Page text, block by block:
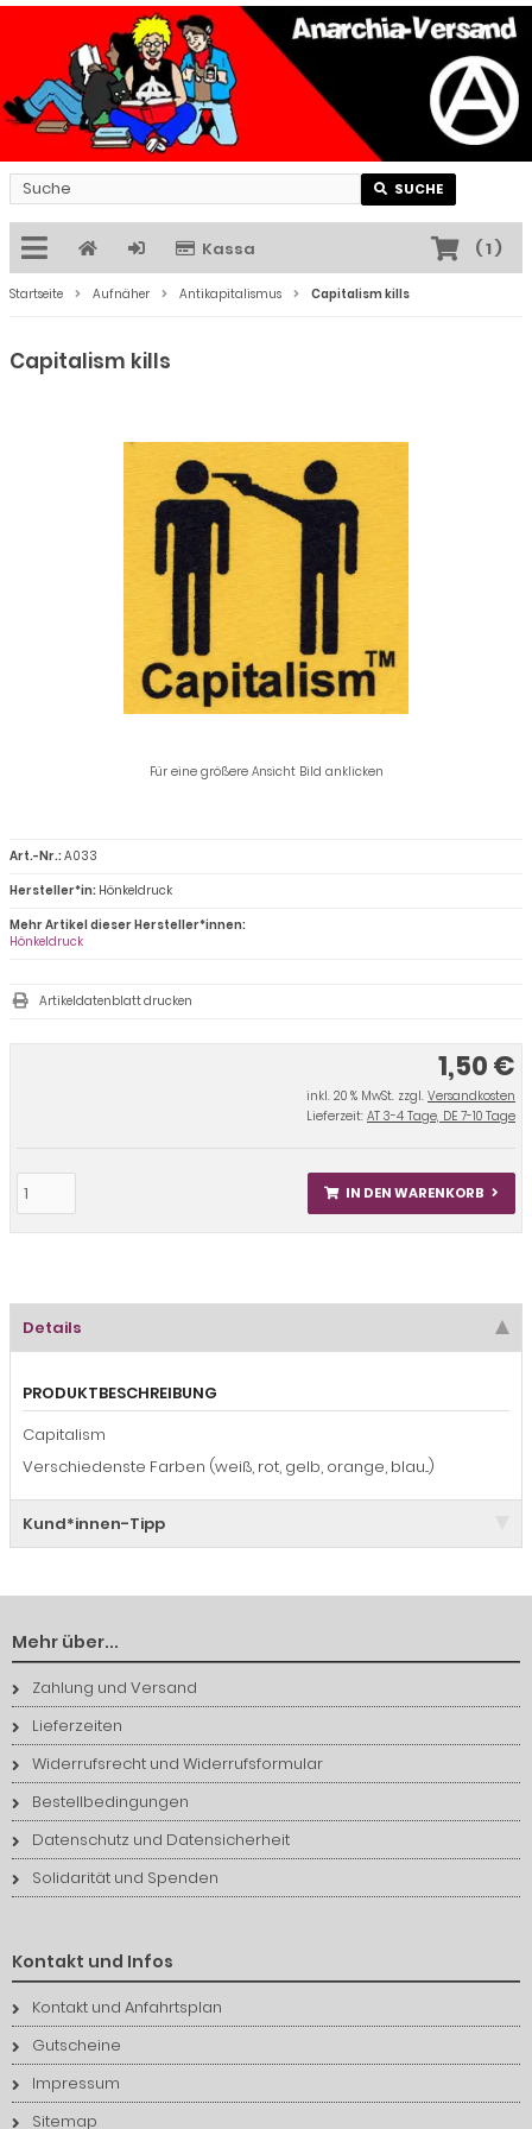
SUCHE
Kassa (1)
Startseite Aufnäher Antikapitalismus Capitalism kills
Capitalism kills
Für eine größere Ansicht Bild anklicken
1,50 €
inkl. 20 % MwSt. zzgl. Versandkosten
Lieferzeit: AT 3-4 Tage, DE 7-10 Tage
IN DEN WARENKORB
Art.-Nr.:A033
Hersteller*in: Hönkeldruck
Mehr Artikel dieser Hersteller*innen:
Hönkeldruck
Artikeldatenblatt drucken
Details
PRODUKTBESCHREIBUNG
Capitalism
Verschiedenste Farben (weiß, rot, gelb, orange, blau...)
Kund*innen-Tipp
Mehr über...
Zahlung und Versand
Lieferzeiten
Widerrufsrecht und Widerrufsformular
Bestellbedingungen
Datenschutz und Datensicherheit
Solidarität und Spenden
Kontakt und Infos
Kontakt und Anfahrtsplan
Gutscheine
Impressum
Sitemap